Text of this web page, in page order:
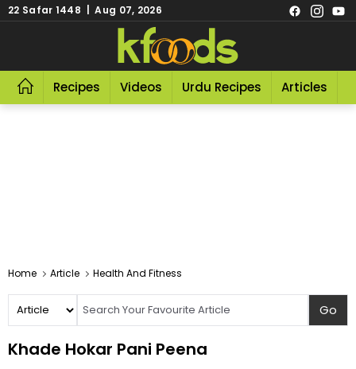
22 Safar 1448 | Aug 07, 2026
Recipes Videos Urdu Recipes Articles
Home Article Health And Fitness
Khade Hokar Pani Peena